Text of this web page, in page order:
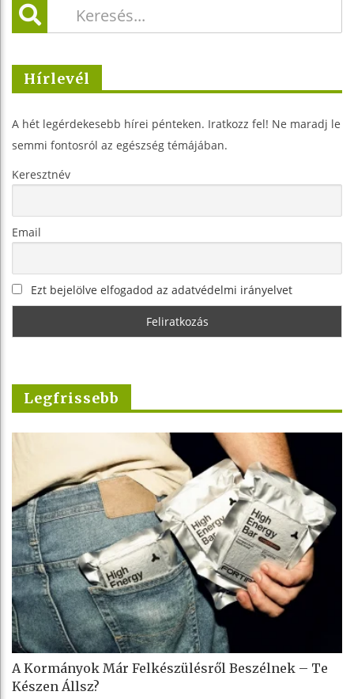
Hírlevél
A hét legérdekesebb hírei pénteken. Iratkozz fel! Ne maradj le
semmi fontosról az egészség témájában.
Keresztnév
Email
Ezt bejelölve elfogadod az adatvédelmi irányelvet
Legfrissebb
A Kormányok Már Felkészülésről Beszélnek – Te
Készen Állsz?